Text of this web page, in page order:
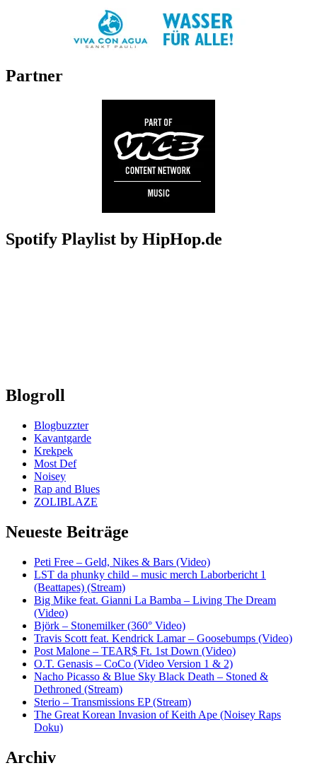
Partner
Spotify Playlist by HipHop.de
Blogroll
Blogbuzzter
Kavantgarde
Krekpek
Most Def
Noisey
Rap and Blues
ZOLIBLAZE
Neueste Beiträge
Peti Free – Geld, Nikes & Bars (Video)
LST da phunky child – music merch Laborbericht 1
(Beattapes) (Stream)
Big Mike feat. Gianni La Bamba – Living The Dream
(Video)
Björk – Stonemilker (360° Video)
Travis Scott feat. Kendrick Lamar – Goosebumps (Video)
Post Malone – TEAR$ Ft. 1st Down (Video)
O.T. Genasis – CoCo (Video Version 1 & 2)
Nacho Picasso & Blue Sky Black Death – Stoned &
Dethroned (Stream)
Sterio – Transmissions EP (Stream)
The Great Korean Invasion of Keith Ape (Noisey Raps
Doku)
Archiv